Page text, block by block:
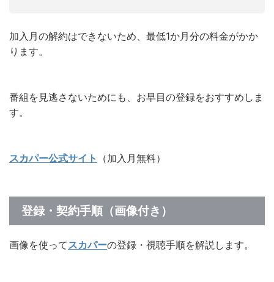
加入月の解約はできないため、最低1か月分の料金がかか
ります。
番組を見逃さないためにも、お早目の登録をおすすめしま
す。
スカパー公式サイト （加入月無料）
登録・契約手順（画像付き）
画像を使ってスカパーの登録・視聴手順を解説します。